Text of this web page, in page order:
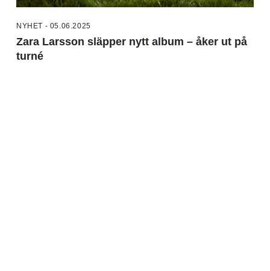
NYHET - 05.06.2025
Zara Larsson släpper nytt album – åker ut på
turné